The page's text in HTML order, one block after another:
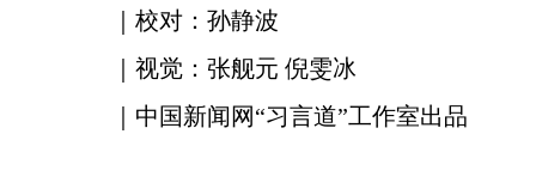
｜校对：孙静波
｜视觉：张舰元 倪雯冰
｜中国新闻网“习言道”工作室出品